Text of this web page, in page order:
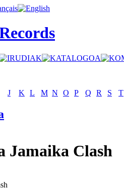
J K L M N O P Q R S T
Jamaika Clash